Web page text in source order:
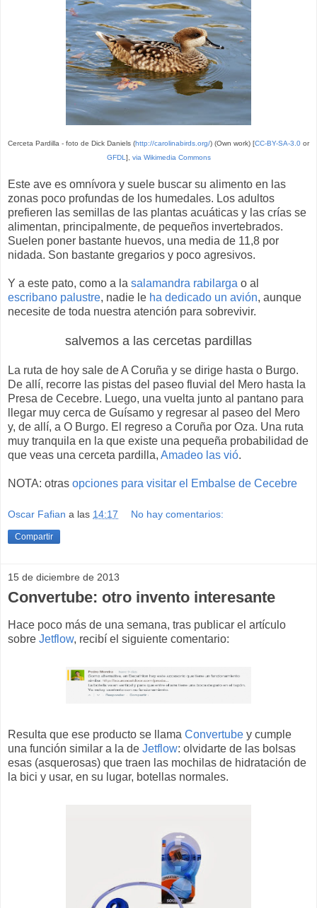
Cerceta Pardilla - foto de Dick Daniels (http://carolinabirds.org/) (Own work) [CC-BY-SA-3.0 or
GFDL], via Wikimedia Commons
Este ave es omnívora y suele buscar su alimento en las
zonas poco profundas de los humedales. Los adultos
prefieren las semillas de las plantas acuáticas y las crías se
alimentan, principalmente, de pequeños invertebrados.
Suelen poner bastante huevos, una media de 11,8 por
nidada. Son bastante gregarios y poco agresivos.
Y a este pato, como a la salamandra rabilarga o al
escribano palustre, nadie le ha dedicado un avión, aunque
necesite de toda nuestra atención para sobrevivir.
salvemos a las cercetas pardillas
La ruta de hoy sale de A Coruña y se dirige hasta o Burgo.
De allí, recorre las pistas del paseo fluvial del Mero hasta la
Presa de Cecebre. Luego, una vuelta junto al pantano para
llegar muy cerca de Guísamo y regresar al paseo del Mero
y, de allí, a O Burgo. El regreso a Coruña por Oza. Una ruta
muy tranquila en la que existe una pequeña probabilidad de
que veas una cerceta pardilla, Amadeo las vió.
NOTA: otras opciones para visitar el Embalse de Cecebre
Oscar Fafian a las 14:17 No hay comentarios:
Compartir
15 de diciembre de 2013
Convertube: otro invento interesante
Hace poco más de una semana, tras publicar el artículo
sobre Jetflow, recibí el siguiente comentario:
Resulta que ese producto se llama Convertube y cumple
una función similar a la de Jetflow: olvidarte de las bolsas
esas (asquerosas) que traen las mochilas de hidratación de
la bici y usar, en su lugar, botellas normales.